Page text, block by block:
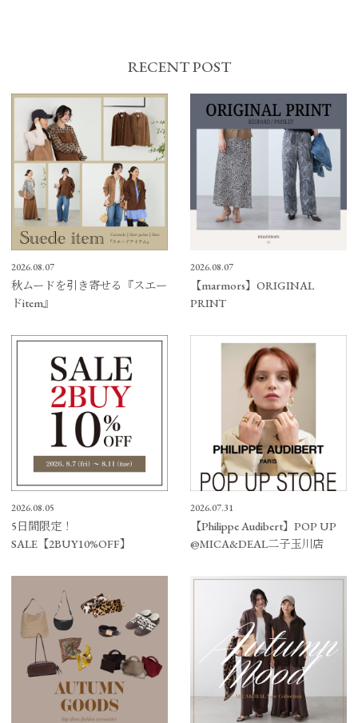
RECENT POST
2026.08.07
秋ムードを引き寄せる『スエー
ドitem』
2026.08.07
【marmors】ORIGINAL
PRINT
2026.08.05
5日間限定！
SALE【2BUY10%OFF】
2026.07.31
【Philippe Audibert】POP UP
@MICA&DEAL二子玉川店